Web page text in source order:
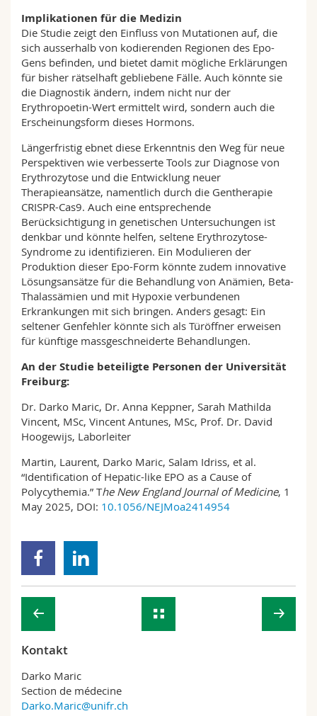
Implikationen für die Medizin
Die Studie zeigt den Einfluss von Mutationen auf, die
sich ausserhalb von kodierenden Regionen des Epo-
Gens befinden, und bietet damit mögliche Erklärungen
für bisher rätselhaft gebliebene Fälle. Auch könnte sie
die Diagnostik ändern, indem nicht nur der
Erythropoetin-Wert ermittelt wird, sondern auch die
Erscheinungsform dieses Hormons.
Längerfristig ebnet diese Erkenntnis den Weg für neue
Perspektiven wie verbesserte Tools zur Diagnose von
Erythrozytose und die Entwicklung neuer
Therapieansätze, namentlich durch die Gentherapie
CRISPR-Cas9. Auch eine entsprechende
Berücksichtigung in genetischen Untersuchungen ist
denkbar und könnte helfen, seltene Erythrozytose-
Syndrome zu identifizieren. Ein Modulieren der
Produktion dieser Epo-Form könnte zudem innovative
Lösungsansätze für die Behandlung von Anämien, Beta-
Thalassämien und mit Hypoxie verbundenen
Erkrankungen mit sich bringen. Anders gesagt: Ein
seltener Genfehler könnte sich als Türöffner erweisen
für künftige massgeschneiderte Behandlungen.
An der Studie beteiligte Personen der Universität
Freiburg:
Dr. Darko Maric, Dr. Anna Keppner, Sarah Mathilda
Vincent, MSc, Vincent Antunes, MSc, Prof. Dr. David
Hoogewijs, Laborleiter
Martin, Laurent, Darko Maric, Salam Idriss, et al.
“Identification of Hepatic-like EPO as a Cause of
Polycythemia.” The New England Journal of Medicine, 1
May 2025, DOI: 10.1056/NEJMoa2414954
Kontakt
Darko Maric
Section de médecine
Darko.Maric@unifr.ch